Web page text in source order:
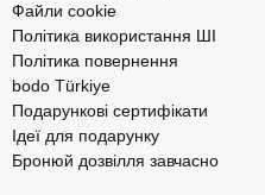
Файли cookie
Політика використання ШІ
Політика повернення
bodo Türkiye
Подарункові сертифікати
Ідеї для подарунку
Бронюй дозвілля завчасно